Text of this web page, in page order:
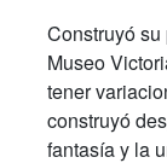
Construyó
Museo
tener
construyó
fantasía y la